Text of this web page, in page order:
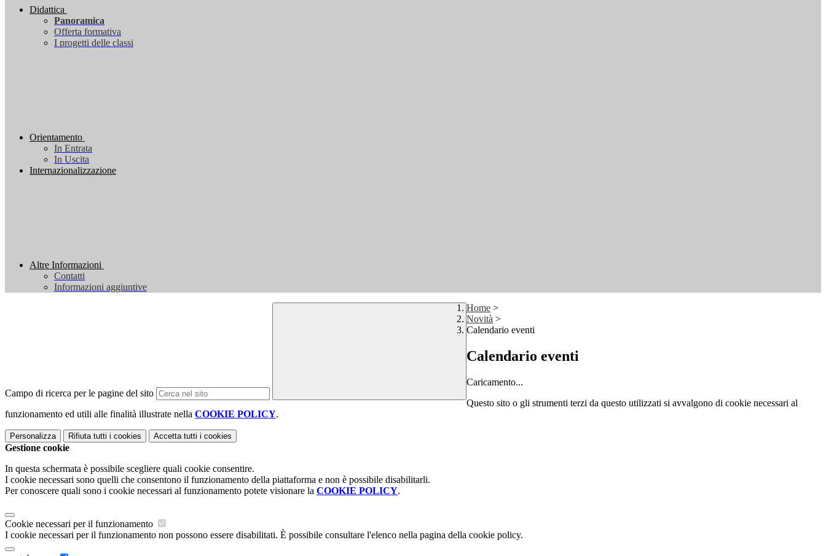
Didattica
Panoramica
Offerta formativa
I progetti delle classi
Orientamento
In Entrata
In Uscita
Internazionalizzazione
Altre Informazioni
Contatti
Informazioni aggiuntive
Campo di ricerca per le pagine del sito
Home >
Novità >
Calendario eventi
Calendario eventi
Caricamento...
Questo sito o gli strumenti terzi da questo utilizzati si avvalgono di cookie necessari al
funzionamento ed utili alle finalità illustrate nella COOKIE POLICY.
Personalizza Rifiuta tutti i cookies Accetta tutti i cookies
Gestione cookie
In questa schermata è possibile scegliere quali cookie consentire.
I cookie necessari sono quelli che consentono il funzionamento della piattaforma e non è possibile disabilitarli.
Per conoscere quali sono i cookie necessari al funzionamento potete visionare la COOKIE POLICY.
Cookie necessari per il funzionamento
I cookie necessari per il funzionamento non possono essere disabilitati. È possibile consultare l'elenco nella pagina della cookie policy.